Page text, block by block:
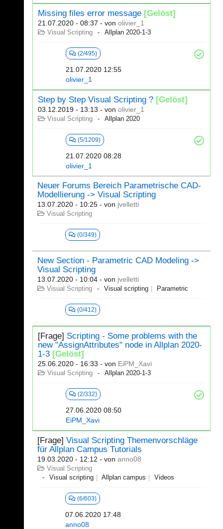
Missing files error message [Gelöst]
21.07.2020 - 08:37 - von olivier_1
Visual Scripting Allplan 2020-1-3
(2/495)
21.07.2020 12:55
olivier_1
Step by Step Visual Scripting ? [Gelöst]
03.12.2019 - 13:13 - von olivier_1
Visual Scripting Allplan 2020
(5/1209)
21.07.2020 08:28
olivier_1
Neuer Forums Bereich Parametrische CAD-
Modellierung -> Visual Scripting
13.07.2020 - 10:25 - von jvelletti
Visual Scripting
(0/349)
New Section - Parametric CAD Modeling ->
Visual Scripting
13.07.2020 - 10:04 - von jvelletti
Visual Scripting Visual scripting Parametric
(0/412)
[Frage] Scripting - Some problems with the
new "AssignAttributes" node in Allplan 2020-
1-3 [Gelöst]
25.06.2020 - 16:33 - von EiPM_Xavi
Visual Scripting Allplan 2020-1-3
(2/332)
27.06.2020 08:50
EiPM_Xavi
[Frage] Visual Scripting Themenvorschläge
für Allplan Campus Tutorials
19.03.2020 - 12:12 - von anno08
Visual Scripting
Visual scripting
Allplan campus Videos
(6/603)
07.06.2020 17:48
anno08